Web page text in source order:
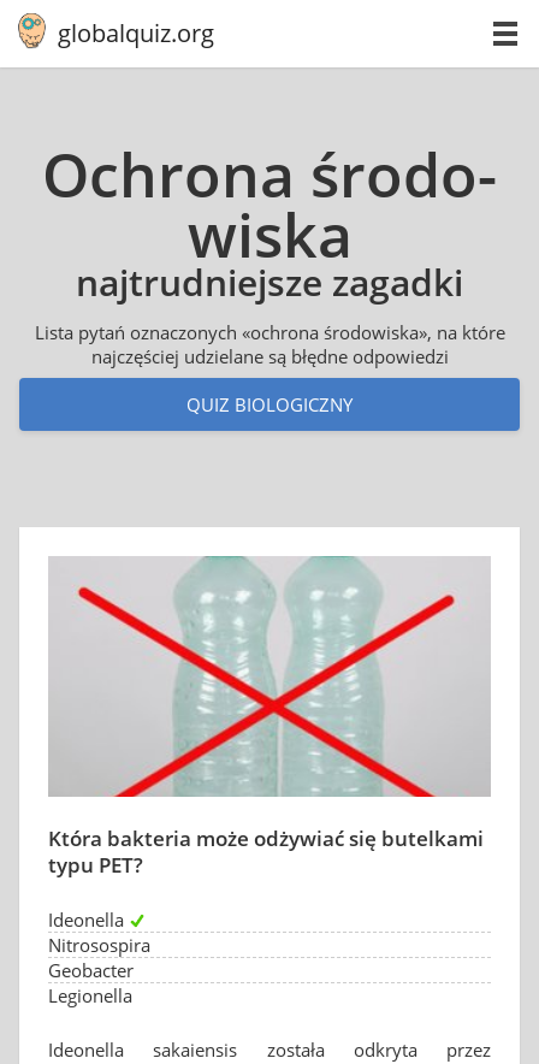
globalquiz.org
Ochrona śro­do­
wi­ska
najtrudniejsze zagadki
Lista pytań oznaczonych «ochrona środowiska», na które
najczęściej udzielane są błędne odpowiedzi
QUIZ BIOLOGICZNY
Która bakteria może odżywiać się butelkami
typu PET?
Ideonella
Nitrosospira
Geobacter
Legionella
Ideonella sakaiensis została odkryta przez